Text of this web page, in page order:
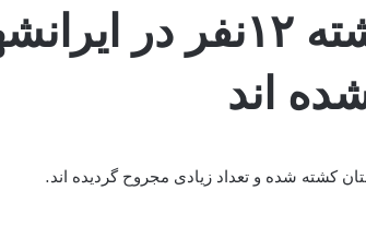
در ۲۴ ساعت گذشته ۱۲نفر در
اند